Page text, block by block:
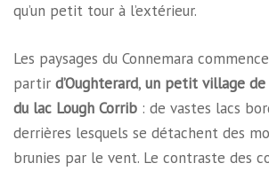
qu’un petit tour à l’extérieur.
Les paysages du Connemara
partir d’Oughterard, un petit village de
du lac Lough Corrib : de vastes lacs
derrières lesquels se détachent des
brunies par le vent. Le contraste des